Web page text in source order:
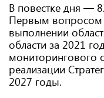
В повестке дня —
Первым вопросом
выполнении
области за 2021
мониторингового
реализации
2027 годы.